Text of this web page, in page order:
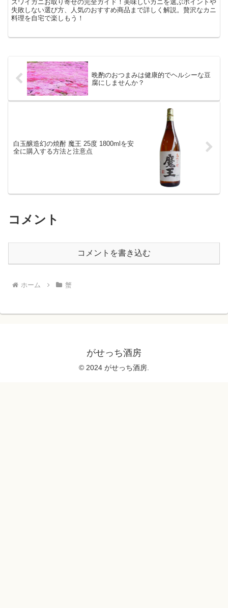
ズワイガニお取り寄せの完全ガイド！美味しいカニを選ぶポイントや
失敗しない選び方、人気のおすすめ商品まで詳しく解説。贅沢なカニ
料理を自宅で楽しもう！
晩酌のおつまみは健康的でヘルシーな豆
腐にしませんか？
白玉醸造幻の焼酎 魔王 25度 1800mlを安
全に購入する方法と注意点
コメント
コメントを書き込む
ホーム 蟹
がせっち酒房
© 2024 がせっち酒房.